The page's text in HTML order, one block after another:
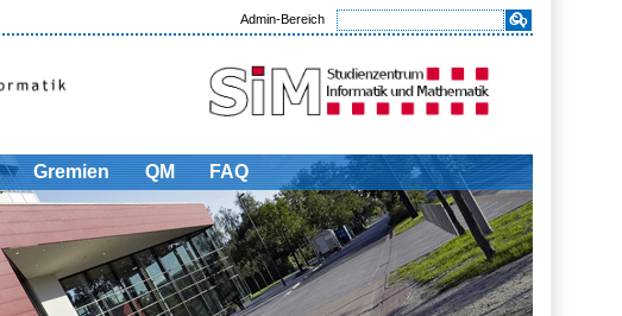
Admin-Bereich
Gremien QM FAQ